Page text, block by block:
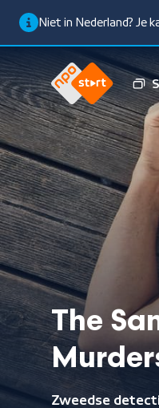
Niet in Nederland? Je
The
Zweedse